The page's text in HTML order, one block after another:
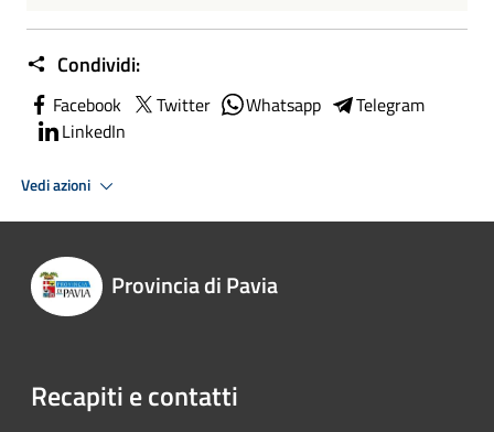
Condividi:
Facebook Twitter Whatsapp
Telegram
LinkedIn
Vedi azioni
Provincia di Pavia
Recapiti e contatti